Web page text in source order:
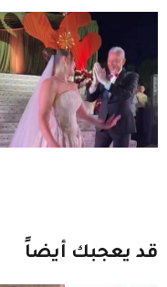
قد يعجبك أيضاً